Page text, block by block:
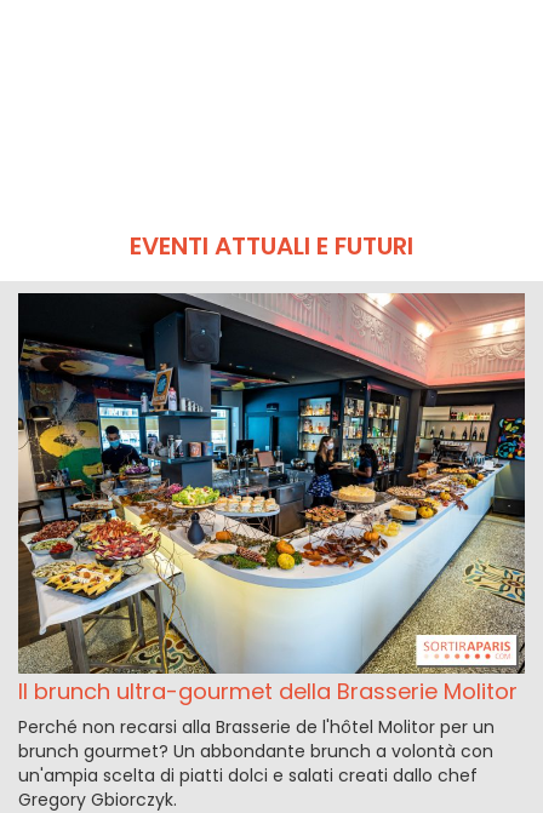
EVENTI ATTUALI E FUTURI
Il brunch ultra-gourmet della Brasserie Molitor
Perché non recarsi alla Brasserie de l'hôtel Molitor per un
brunch gourmet? Un abbondante brunch a volontà con
un'ampia scelta di piatti dolci e salati creati dallo chef
Gregory Gbiorczyk.